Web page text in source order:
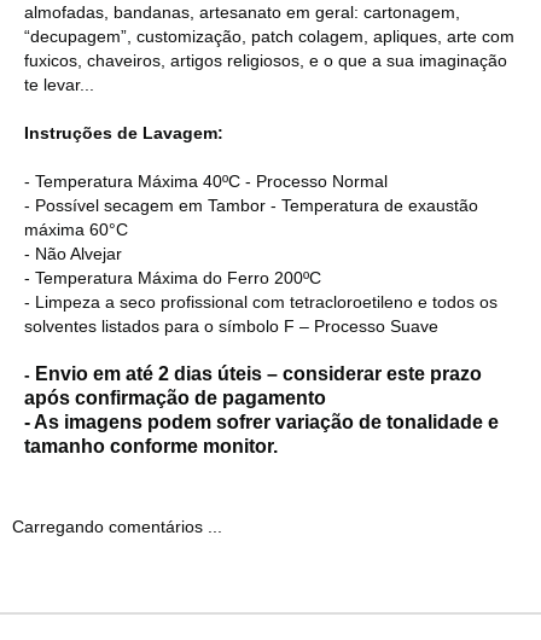
almofadas, bandanas, artesanato em geral: cartonagem,
“decupagem”, customização, patch colagem, apliques, arte com
fuxicos, chaveiros, artigos religiosos, e o que a sua imaginação
te levar...
Instruções de Lavagem:
- Temperatura Máxima 40ºC - Processo Normal
- Possível secagem em Tambor - Temperatura de exaustão
máxima 60°C
- Não Alvejar
- Temperatura Máxima do Ferro 200ºC
- Limpeza a seco profissional com tetracloroetileno e todos os
solventes listados para o símbolo F – Processo Suave
- Envio em até 2 dias úteis – considerar este prazo
após confirmação de pagamento
- As imagens podem sofrer variação de tonalidade e
tamanho conforme monitor.
Carregando comentários ...